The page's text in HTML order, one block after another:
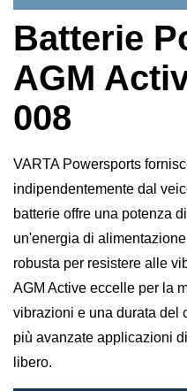
Batterie
AGM
008
VARTA Powersports
indipendentemente dal
batterie offre una potenza
un'energia di
robusta per resistere alle
AGM Active eccelle per la
vibrazioni e una durata del
più avanzate applicazioni
libero.